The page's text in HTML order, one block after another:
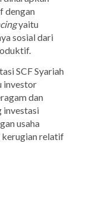
dengan
yaitu
sosial dari
SCF Syariah
investor
dan
investasi
usaha
relatif